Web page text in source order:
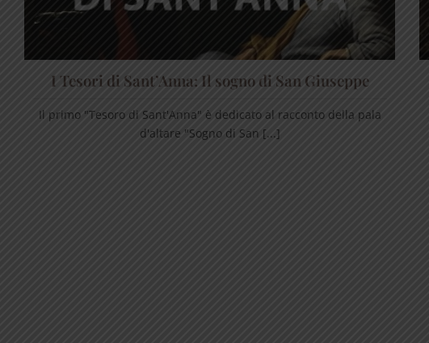
I Tesori di Sant’Anna: Il sogno di San Giuseppe
Il primo "Tesoro di Sant'Anna" è dedicato al racconto della pala
d'altare "Sogno di San [...]